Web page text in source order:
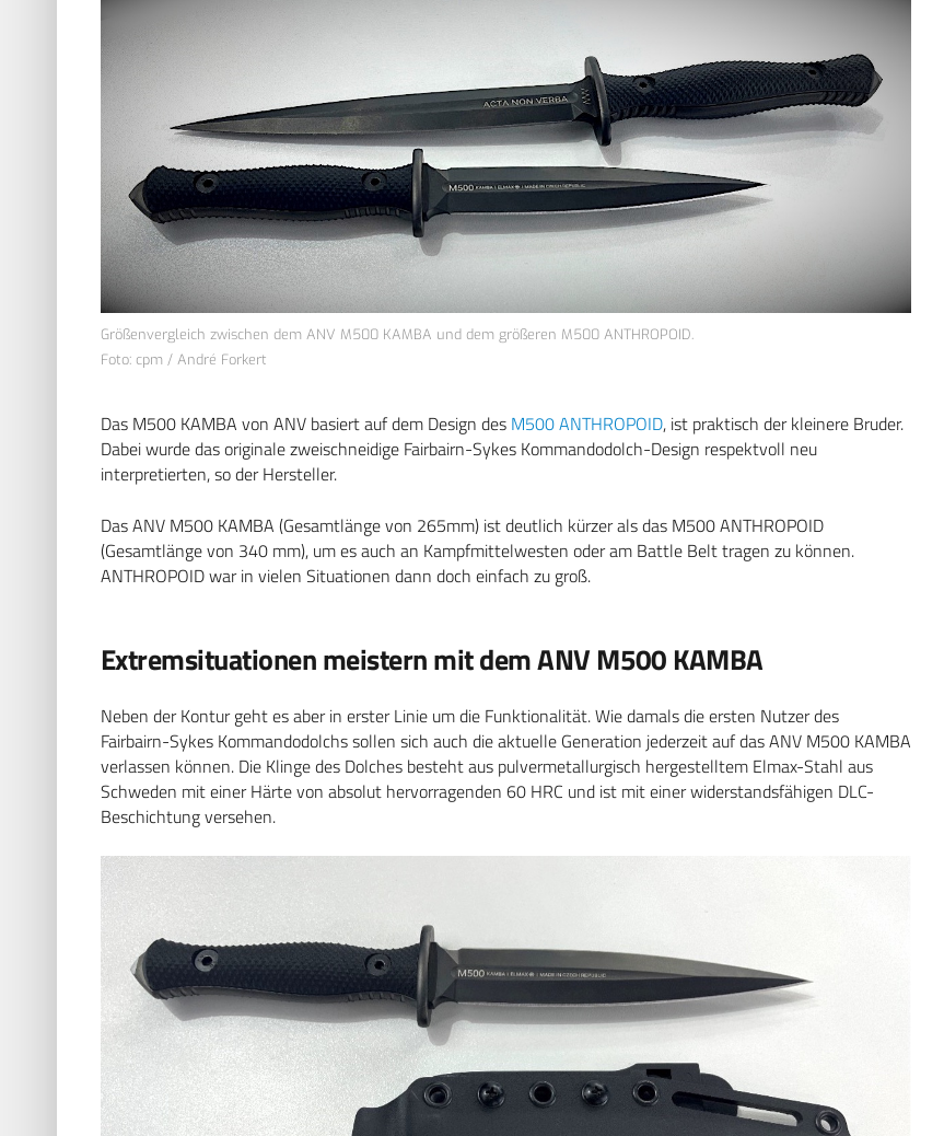
Größenvergleich zwischen dem ANV M500 KAMBA und dem größeren M500 ANTHROPOID.
Foto: cpm / André Forkert
Das M500 KAMBA von ANV basiert auf dem Design des M500 ANTHROPOID, ist praktisch der kleinere Bruder.
Dabei wurde das originale zweischneidige Fairbairn-Sykes Kommandodolch-Design respektvoll neu
interpretierten, so der Hersteller.
Das ANV M500 KAMBA (Gesamtlänge von 265mm) ist deutlich kürzer als das M500 ANTHROPOID
(Gesamtlänge von 340 mm), um es auch an Kampfmittelwesten oder am Battle Belt tragen zu können.
ANTHROPOID war in vielen Situationen dann doch einfach zu groß.
Extremsituationen meistern mit dem ANV M500 KAMBA
Neben der Kontur geht es aber in erster Linie um die Funktionalität. Wie damals die ersten Nutzer des
Fairbairn-Sykes Kommandodolchs sollen sich auch die aktuelle Generation jederzeit auf das ANV M500 KAMBA
verlassen können. Die Klinge des Dolches besteht aus pulvermetallurgisch hergestelltem Elmax-Stahl aus
Schweden mit einer Härte von absolut hervorragenden 60 HRC und ist mit einer widerstandsfähigen DLC-
Beschichtung versehen.